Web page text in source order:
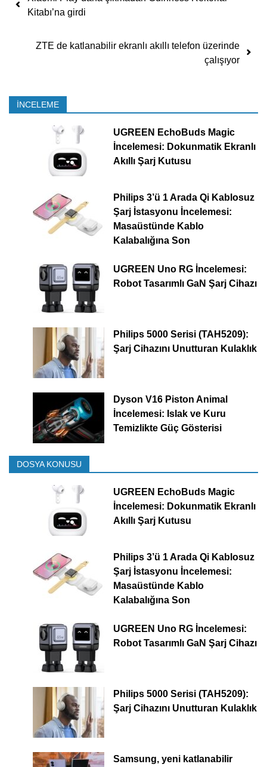
Kitabı’na girdi
ZTE de katlanabilir ekranlı akıllı telefon üzerinde
çalışıyor
İNCELEME
UGREEN EchoBuds Magic
İncelemesi: Dokunmatik Ekranlı
Akıllı Şarj Kutusu
Philips 3’ü 1 Arada Qi Kablosuz
Şarj İstasyonu İncelemesi:
Masaüstünde Kablo
Kalabalığına Son
UGREEN Uno RG İncelemesi:
Robot Tasarımlı GaN Şarj Cihazı
Philips 5000 Serisi (TAH5209):
Şarj Cihazını Unutturan Kulaklık
Dyson V16 Piston Animal
İncelemesi: Islak ve Kuru
Temizlikte Güç Gösterisi
DOSYA KONUSU
UGREEN EchoBuds Magic
İncelemesi: Dokunmatik Ekranlı
Akıllı Şarj Kutusu
Philips 3’ü 1 Arada Qi Kablosuz
Şarj İstasyonu İncelemesi:
Masaüstünde Kablo
Kalabalığına Son
UGREEN Uno RG İncelemesi:
Robot Tasarımlı GaN Şarj Cihazı
Philips 5000 Serisi (TAH5209):
Şarj Cihazını Unutturan Kulaklık
Samsung, yeni katlanabilir